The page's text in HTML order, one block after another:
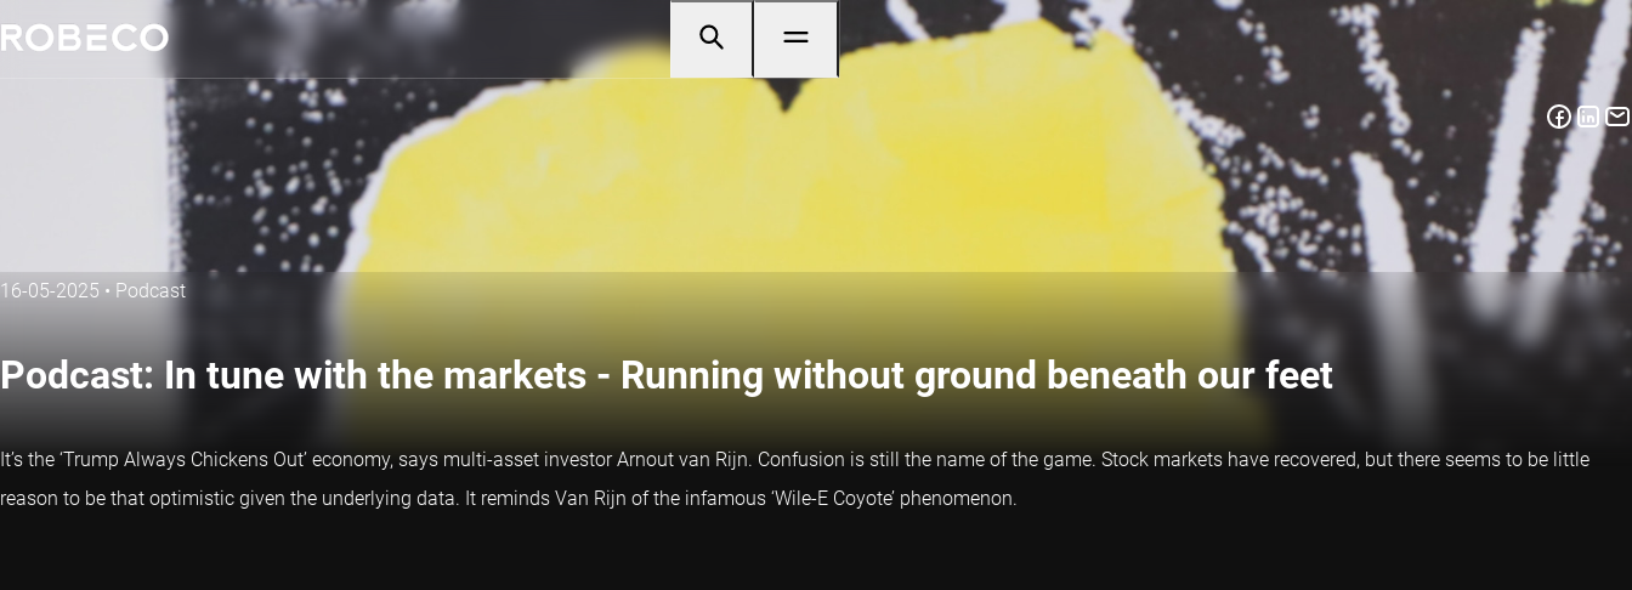
16-05-2025 • Podcast
Podcast: In tune with the markets - Running without ground beneath our feet
It’s the ‘Trump Always Chickens Out’ economy, says multi-asset investor Arnout van Rijn. Confusion is still the name of the game. Stock markets have recovered, but there seems to be little
reason to be that optimistic given the underlying data. It reminds Van Rijn of the infamous ‘Wile-E Coyote’ phenomenon.